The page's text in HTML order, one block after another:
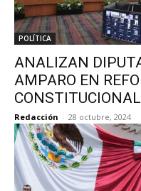
POLÍTICA
ANALIZAN
AMPARO EN
Redacción - 28 octubre, 2024